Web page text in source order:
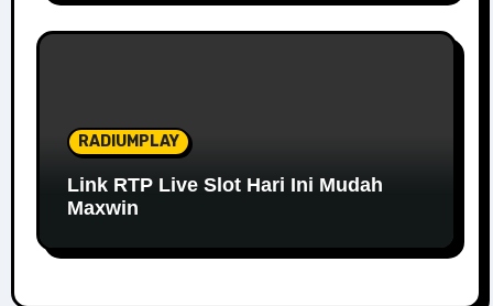
RADIUMPLAY
Link RTP Live Slot Hari Ini Mudah
Maxwin